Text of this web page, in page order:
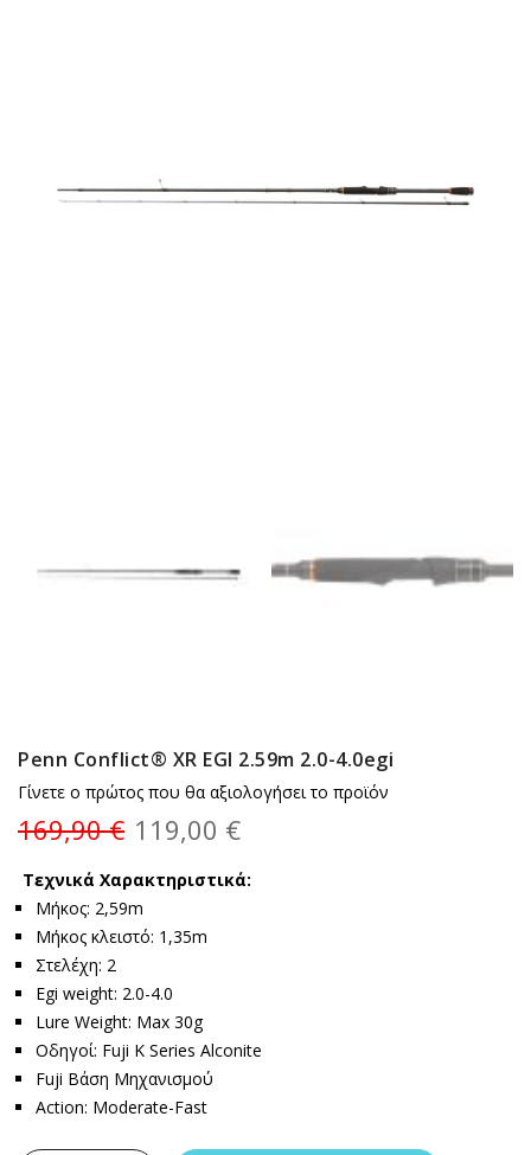
Penn Conflict® XR EGI 2.59m 2.0-4.0egi
Γίνετε ο πρώτος που θα αξιολογήσει το προϊόν
119,00 €
169,90 €
Τεχνικά Χαρακτηριστικά:
Μήκος: 2,59m
Μήκος κλειστό: 1,35m
Στελέχη: 2
Egi weight: 2.0-4.0
Lure Weight: Max 30g
Οδηγοί: Fuji K Series Alconite
Fuji Βάση Μηχανισμού
Action: Moderate-Fast